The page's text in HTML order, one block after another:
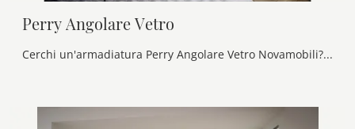
Perry Angolare Vetro
Cerchi un'armadiatura Perry Angolare Vetro Novamobili? Clicca subito! Gli armadi ad angolo con ante battenti ti attendono.